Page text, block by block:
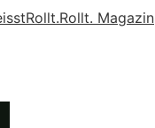
Rollt.Rollt. Magazin